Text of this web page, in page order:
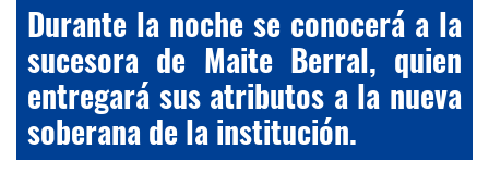
Durante la noche se conocerá a la
sucesora de Maite Berral, quien
entregará sus atributos a la nueva
soberana de la institución.